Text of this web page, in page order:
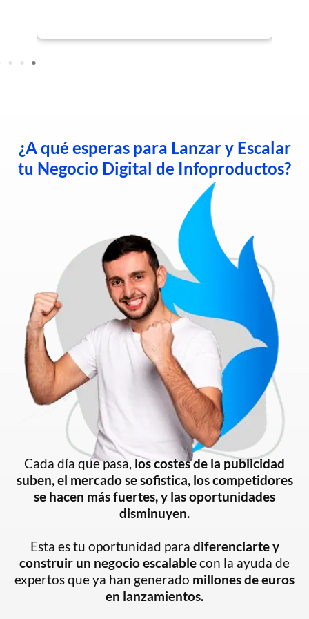
¿A qué esperas para Lanzar y Escalar
tu Negocio Digital de Infoproductos?
Cada día que pasa, los costes de la publicidad
suben, el mercado se sofistica, los competidores
se hacen más fuertes, y las oportunidades
disminuyen.
Esta es tu oportunidad para diferenciarte y
construir un negocio escalablecon la ayuda de
expertos que ya han generado millones de euros
en lanzamientos.